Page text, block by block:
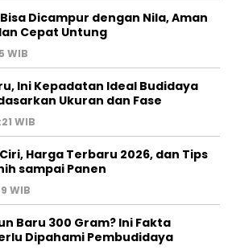
Dicampur dengan Nila, Aman
Cepat Untung
WIB
Ini Kepadatan Ideal Budidaya
Ukuran dan Fase
WIB
Harga Terbaru 2026, dan Tips
sampai Panen
WIB
Baru 300 Gram? Ini Fakta
Dipahami Pembudidaya